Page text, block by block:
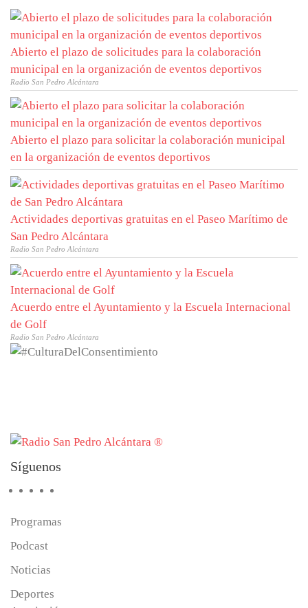
Abierto el plazo de solicitudes para la colaboración
municipal en la organización de eventos deportivos
Radio San Pedro Alcántara
Abierto el plazo para solicitar la colaboración municipal
en la organización de eventos deportivos
Actividades deportivas gratuitas en el Paseo Marítimo de
San Pedro Alcántara
Radio San Pedro Alcántara
Acuerdo entre el Ayuntamiento y la Escuela Internacional
de Golf
Radio San Pedro Alcántara
Síguenos
Programas
Podcast
Noticias
Deportes